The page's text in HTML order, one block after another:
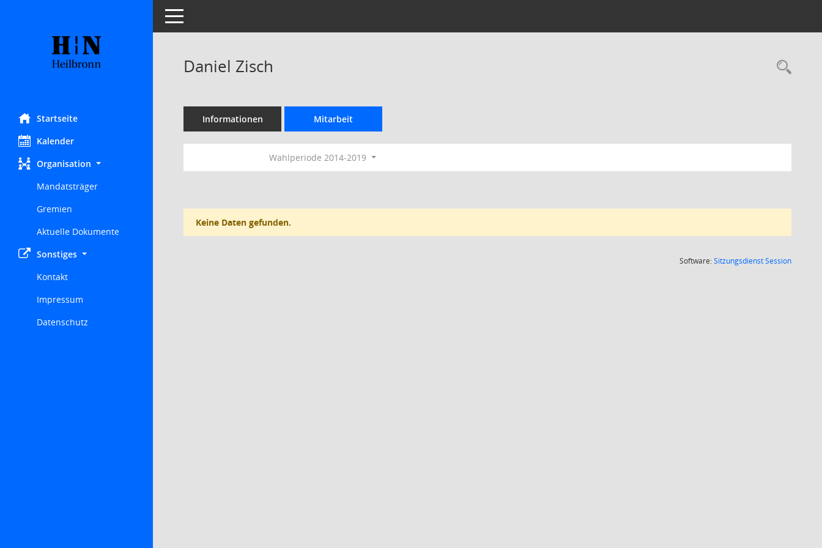
Startseite
Kalender
Organisation
Mandatsträger
Gremien
Aktuelle Dokumente
Sonstiges
Kontakt
Impressum
Datenschutz
Toggle navigation
Daniel Zisch
Informationen Mitarbeit
Wahlperiode 2014-2019
Keine Daten gefunden.
Software:SitzungsdienstSession(Wird in